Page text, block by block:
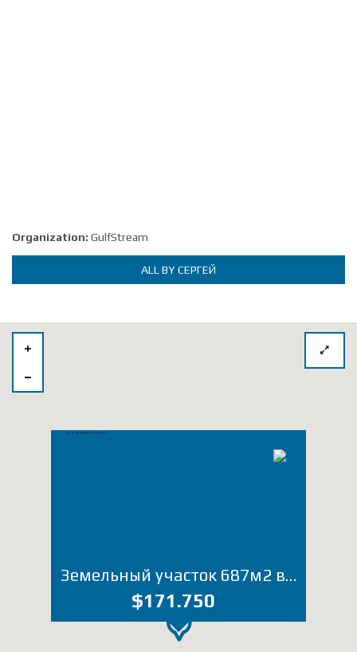
Organization: GulfStream
ALL BY СЕРГЕЙ
Земельный участок 687м2 в районе Аэропорта (Лот 1725СКМ)
$171.750